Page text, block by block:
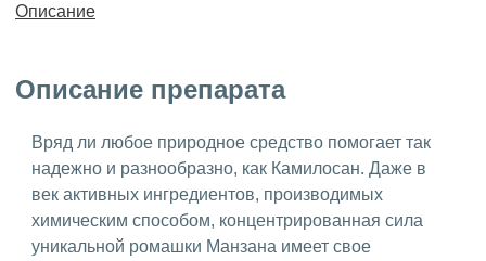
Описание
Описание препарата
Вряд ли любое природное средство помогает так
надежно и разнообразно, как Камилосан. Даже в
век активных ингредиентов, производимых
химическим способом, концентрированная сила
уникальной ромашки Манзана имеет свое